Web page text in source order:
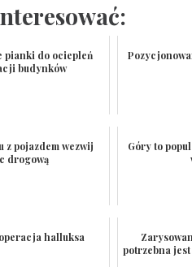
pianki do ociepleń
budynków
z pojazdem wezwij
drogową
Góry to
halluksa
potrzebna